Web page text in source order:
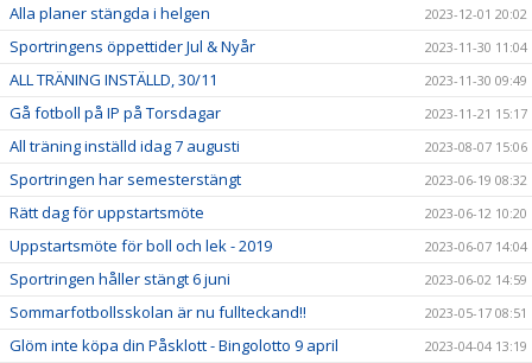
Alla planer stängda i helgen 2023-12-01 20:02
Sportringens öppettider Jul & Nyår 2023-11-30 11:04
ALL TRÄNING INSTÄLLD, 30/11 2023-11-30 09:49
Gå fotboll på IP på Torsdagar 2023-11-21 15:17
All träning inställd idag 7 augusti 2023-08-07 15:06
Sportringen har semesterstängt 2023-06-19 08:32
Rätt dag för uppstartsmöte 2023-06-12 10:20
Uppstartsmöte för boll och lek - 2019 2023-06-07 14:04
Sportringen håller stängt 6 juni 2023-06-02 14:59
Sommarfotbollsskolan är nu fullteckand!! 2023-05-17 08:51
Glöm inte köpa din Påsklott - Bingolotto 9 april 2023-04-04 13:19